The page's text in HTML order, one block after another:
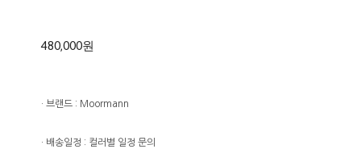
480,000원
· 브랜드 : Moormann
· 배송일정 : 컬러별 일정 문의